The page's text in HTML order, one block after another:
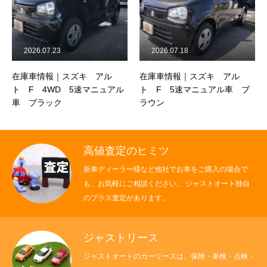
保険
お問い合わせ プライバシーポリシー
在庫車情報｜スズキ アル
ト F 4WD 5速マニュアル
車 ブラック
2026.07.23
在庫車情報｜スズキ アル
ト F 5速マニュアル車 ブ
ラウン
2026.07.18
高値査定のヒミツ
新車ディーラー様など他社でお車をご購入の場合で
も、お気軽にご相談ください。 ジャストオート独自
のプラス査定があります。
ジャストリース
ジャストオートのカーリースは、保険・車検・点検・